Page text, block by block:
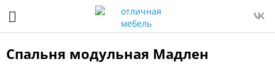
Спальня модульная Мадлен